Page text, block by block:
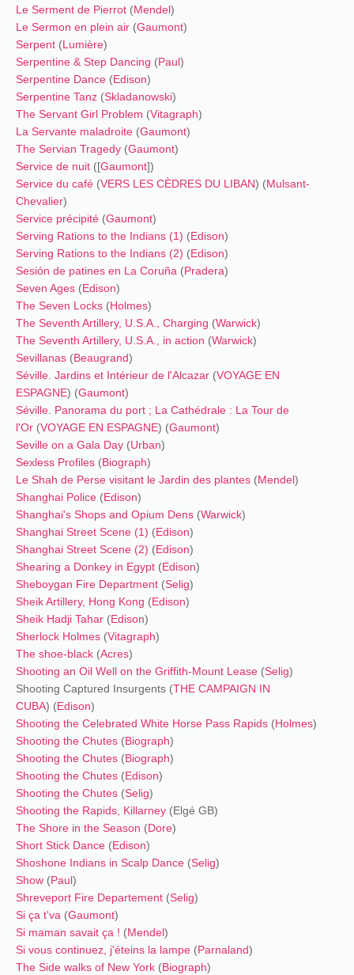
Le Serment de Pierrot (Mendel)
Le Sermon en plein air (Gaumont)
Serpent (Lumière)
Serpentine & Step Dancing (Paul)
Serpentine Dance (Edison)
Serpentine Tanz (Skladanowski)
The Servant Girl Problem (Vitagraph)
La Servante maladroite (Gaumont)
The Servian Tragedy (Gaumont)
Service de nuit ([Gaumont])
Service du café (VERS LES CÈDRES DU LIBAN) (Mulsant-
Chevalier)
Service précipité (Gaumont)
Serving Rations to the Indians (1) (Edison)
Serving Rations to the Indians (2) (Edison)
Sesión de patines en La Coruña (Pradera)
Seven Ages (Edison)
The Seven Locks (Holmes)
The Seventh Artillery, U.S.A., Charging (Warwick)
The Seventh Artillery, U.S.A., in action (Warwick)
Sevillanas (Beaugrand)
Séville. Jardins et Intérieur de l'Alcazar (VOYAGE EN
ESPAGNE) (Gaumont)
Séville. Panorama du port ; La Cathédrale : La Tour de
l'Or (VOYAGE EN ESPAGNE) (Gaumont)
Seville on a Gala Day (Urban)
Sexless Profiles (Biograph)
Le Shah de Perse visitant le Jardin des plantes (Mendel)
Shanghai Police (Edison)
Shanghai's Shops and Opium Dens (Warwick)
Shanghai Street Scene (1) (Edison)
Shanghai Street Scene (2) (Edison)
Shearing a Donkey in Egypt (Edison)
Sheboygan Fire Department (Selig)
Sheik Artillery, Hong Kong (Edison)
Sheik Hadji Tahar (Edison)
Sherlock Holmes (Vitagraph)
The shoe-black (Acres)
Shooting an Oil Well on the Griffith-Mount Lease (Selig)
Shooting Captured Insurgents (THE CAMPAIGN IN
CUBA) (Edison)
Shooting the Celebrated White Horse Pass Rapids (Holmes)
Shooting the Chutes (Biograph)
Shooting the Chutes (Biograph)
Shooting the Chutes (Edison)
Shooting the Chutes (Selig)
Shooting the Rapids, Killarney (Elgé GB)
The Shore in the Season (Dore)
Short Stick Dance (Edison)
Shoshone Indians in Scalp Dance (Selig)
Show (Paul)
Shreveport Fire Departement (Selig)
Si ça t'va (Gaumont)
Si maman savait ça ! (Mendel)
Si vous continuez, j'éteins la lampe (Parnaland)
The Side walks of New York (Biograph)